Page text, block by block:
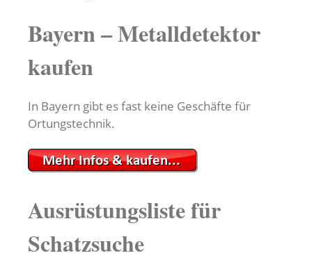
Bayern – Metalldetektor
kaufen
In Bayern gibt es fast keine Geschäfte für
Ortungstechnik.
Ausrüstungsliste für
Schatzsuche